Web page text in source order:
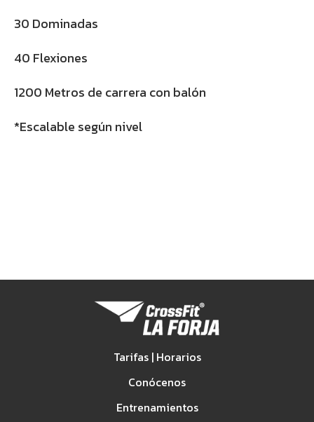
30 Dominadas
40 Flexiones
1200 Metros de carrera con balón
*Escalable según nivel
Tarifas | Horarios
Conócenos
Entrenamientos